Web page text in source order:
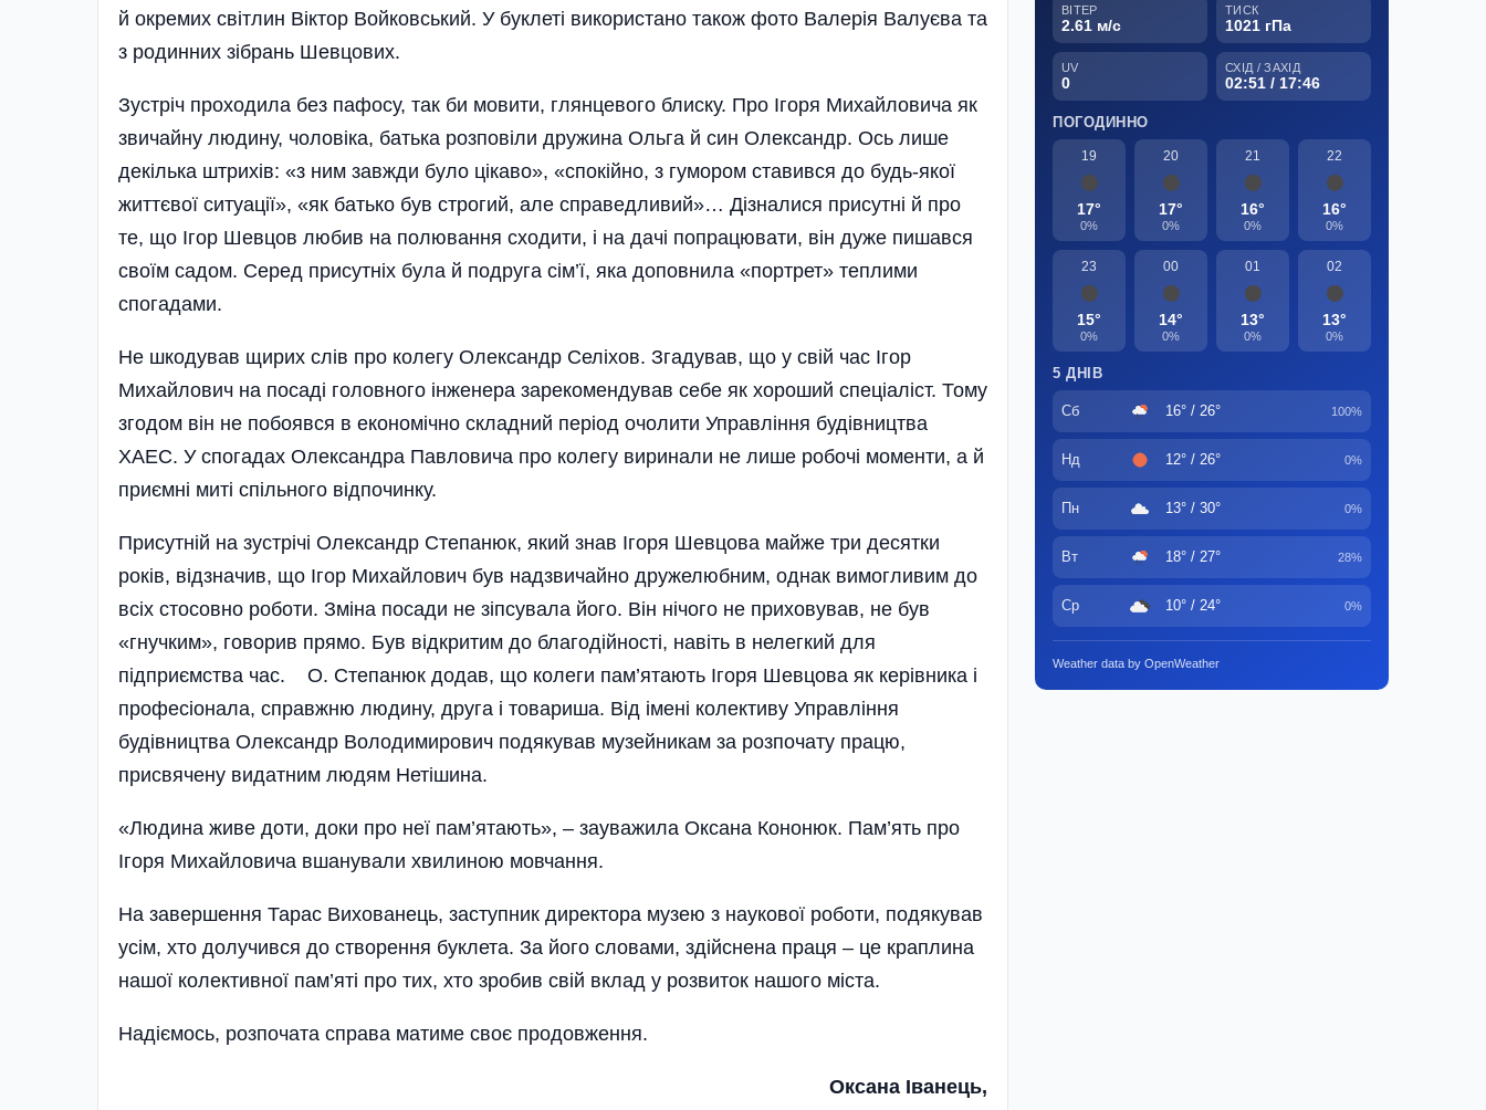
й окремих світлин Віктор Войковський. У буклеті використано також фото Валерія Валуєва та
з родинних зібрань Шевцових.
Зустріч проходила без пафосу, так би мовити, глянцевого блиску. Про Ігоря Михайловича як
звичайну людину, чоловіка, батька розповіли дружина Ольга й син Олександр. Ось лише
декілька штрихів: «з ним завжди було цікаво», «спокійно, з гумором ставився до будь-якої
життєвої ситуації», «як батько був строгий, але справедливий»… Дізналися присутні й про
те, що Ігор Шевцов любив на полювання сходити, і на дачі попрацювати, він дуже пишався
своїм садом. Серед присутніх була й подруга сім’ї, яка доповнила «портрет» теплими
спогадами.
Не шкодував щирих слів про колегу Олександр Селіхов. Згадував, що у свій час Ігор
Михайлович на посаді головного інженера зарекомендував себе як хороший спеці­аліст. Тому
згодом він не побоявся в економічно складний період очолити Управління будівництва
ХАЕС. У спогадах Олександра Павловича про колегу виринали не лише робочі моменти, а й
приємні миті спільного відпочинку.
Присутній на зустрічі Олександр Степанюк, який знав Ігоря Шевцова майже три десятки
років, відзначив, що Ігор Михайлович був надзвичайно дружелюбним, однак вимогливим до
всіх стосовно роботи. Зміна посади не зіпсувала його. Він нічого не приховував, не був
«гнучким», говорив прямо. Був відкритим до благодійності, навіть в нелегкий для
підприємства час. О. Степанюк додав, що колеги па­м’ятають Ігоря Шевцова як керівника і
професіонала, справжню людину, друга і товариша. Від імені колективу Управління
будівництва Олександр Володимирович подякував музейникам за розпочату працю,
присвячену видатним людям Нетішина.
«Людина живе доти, доки про неї пам’ятають», – зауважила Оксана Кононюк. Пам’ять про
Ігоря Михайловича вшанували хвилиною мовчання.
На завершення Тарас Вихованець, заступник директора музею з наукової роботи, подякував
усім, хто долучився до створення буклета. За його словами, здійснена праця – це краплина
нашої колективної пам’яті про тих, хто зробив свій вклад у розвиток нашого міста.
Надіємось, розпочата справа матиме своє продовження.
Оксана Іванець,
ВІТЕР
2.61 м/с
ТИСК
1021 гПа
UV
0
СХІД / ЗАХІД
02:51 / 17:46
ПОГОДИННО
19
17°
0%
20
17°
0%
21
16°
0%
22
16°
0%
23
15°
0%
00
14°
0%
01
13°
0%
02
13°
0%
5 ДНІВ
Сб 16° / 26° 100%
Нд 12° / 26° 0%
Пн 13° / 30° 0%
Вт 18° / 27° 28%
Ср 10° / 24° 0%
Weather data by OpenWeather